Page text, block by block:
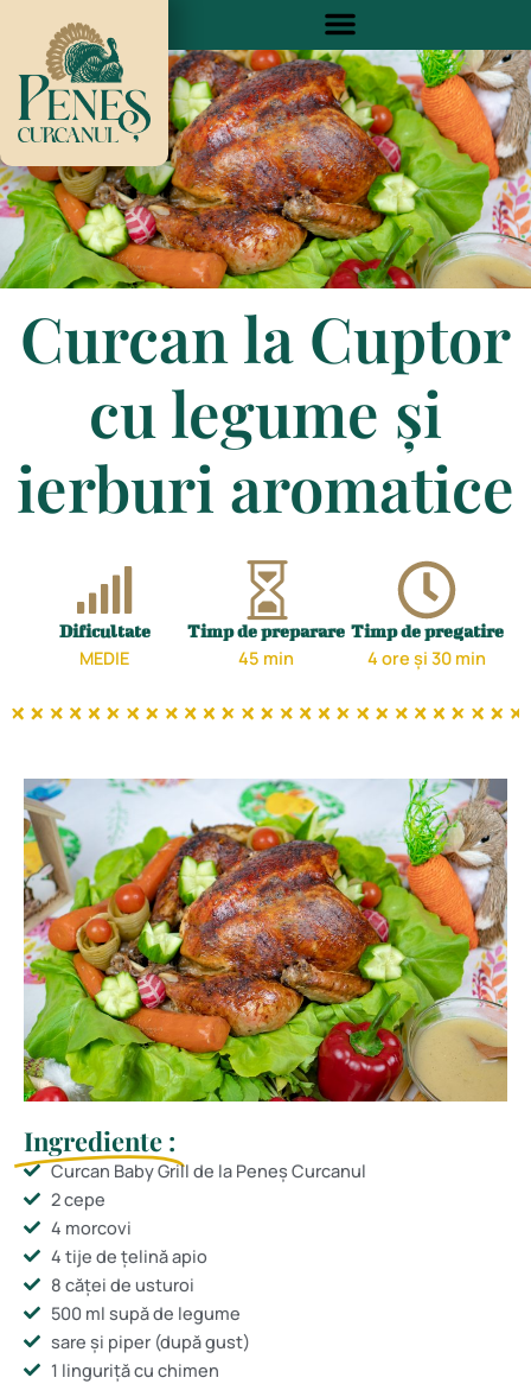
content
Curcan la Cuptor
cu legume și
ierburi aromatice
Dificultate
MEDIE
Timp de preparare
45 min
Timp de pregatire
4 ore și 30 min
Ingrediente :
Curcan Baby Grill de la Peneș Curcanul
2 cepe
4 morcovi
4 tije de țelină apio
8 căței de usturoi
500 ml supă de legume
sare și piper (după gust)
1 linguriță cu chimen